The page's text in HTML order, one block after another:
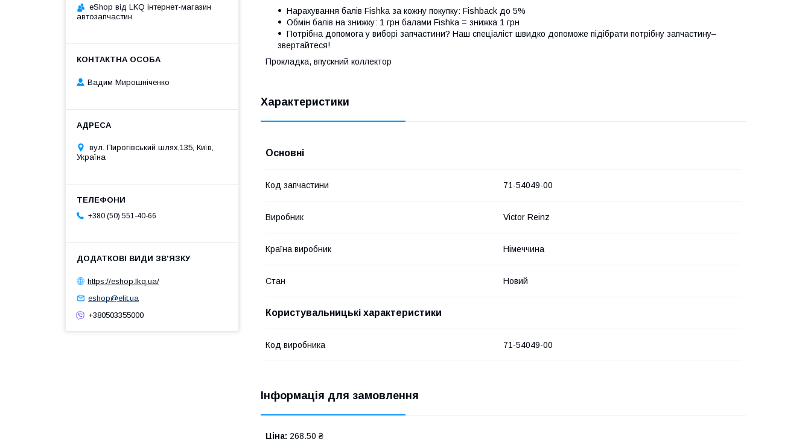
Нарахування балів Fishka за кожну покупку: Fishback до 5%
Обмін балів на знижку: 1 грн балами Fishka = знижка 1 грн
Потрібна допомога у виборі запчастини? Наш спеціаліст швидко допоможе підібрати потрібну запчастину–
звертайтеся!
Прокладка, впускний коллектор
Характеристики
Основні
Код запчастини 71-54049-00
Виробник Victor Reinz
Країна виробник Німеччина
Стан Новий
Користувальницькі характеристики
Код виробника 71-54049-00
Інформація для замовлення
Ціна: 268,50 ₴
eShop від LKQ інтернет-магазин
автозапчастин
Вадим Мирошніченко
вул. Пирогівський шлях,135, Київ,
Україна
+380 (50) 551-40-66
https://eshop.lkq.ua/
eshop@elit.ua
+380503355000